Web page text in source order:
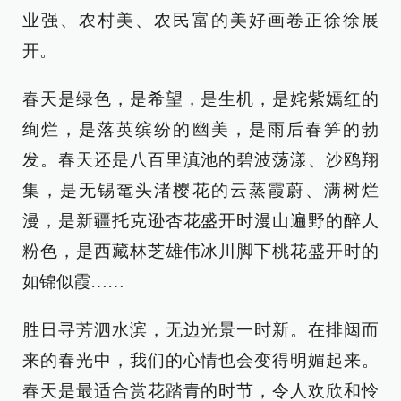
业强、农村美、农民富的美好画卷正徐徐展
开。
春天是绿色，是希望，是生机，是姹紫嫣红的
绚烂，是落英缤纷的幽美，是雨后春笋的勃
发。春天还是八百里滇池的碧波荡漾、沙鸥翔
集，是无锡鼋头渚樱花的云蒸霞蔚、满树烂
漫，是新疆托克逊杏花盛开时漫山遍野的醉人
粉色，是西藏林芝雄伟冰川脚下桃花盛开时的
如锦似霞……
胜日寻芳泗水滨，无边光景一时新。在排闼而
来的春光中，我们的心情也会变得明媚起来。
春天是最适合赏花踏青的时节，令人欢欣和怜